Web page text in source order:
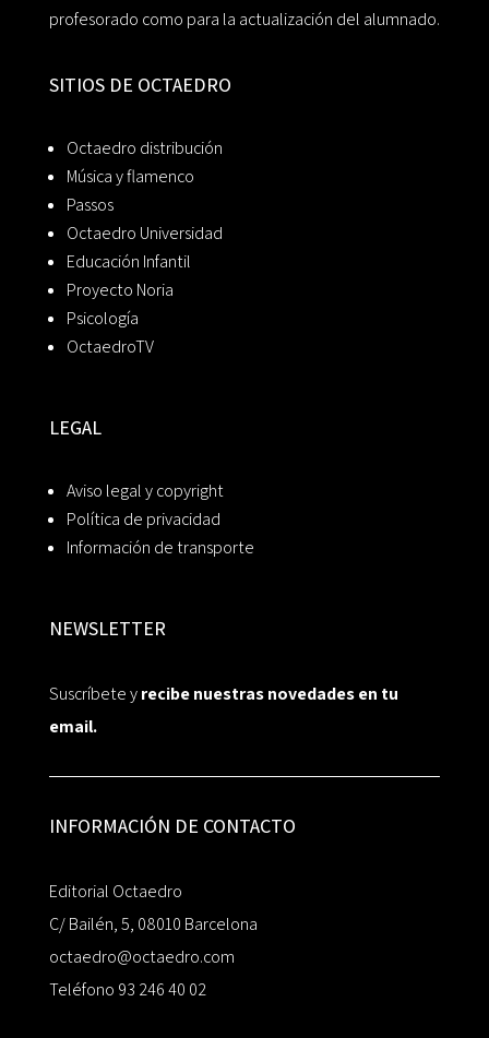
profesorado como para la actualización del alumnado.
SITIOS DE OCTAEDRO
Octaedro distribución
Música y flamenco
Passos
Octaedro Universidad
Educación Infantil
Proyecto Noria
Psicología
OctaedroTV
LEGAL
Aviso legal y copyright
Política de privacidad
Información de transporte
NEWSLETTER
Suscríbete yrecibe nuestras novedades en tu
email.
INFORMACIÓN DE CONTACTO
Editorial Octaedro
C/ Bailén, 5, 08010 Barcelona
octaedro@octaedro.com
Teléfono 93 246 40 02